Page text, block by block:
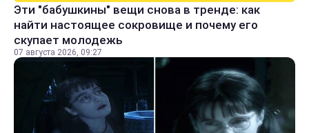
Эти "бабушкины" вещи снова в тренде: как
найти настоящее сокровище и почему его
скупает молодежь
07 августа 2026, 09:27